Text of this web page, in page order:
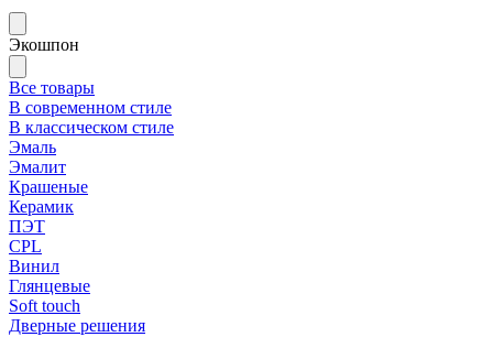
Экошпон
Все товары
В современном стиле
В классическом стиле
Эмаль
Эмалит
Крашеные
Керамик
ПЭТ
CPL
Винил
Глянцевые
Soft touch
Дверные решения